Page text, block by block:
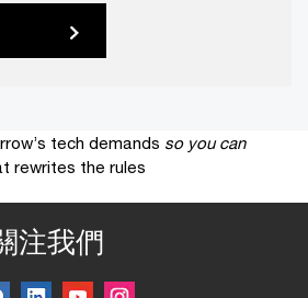
tech demands so you can
rewrites the rules
注我們